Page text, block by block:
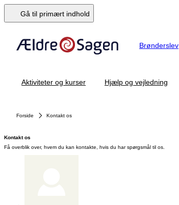
Gå til primært indhold
Brønderslev
Aktiviteter og kurser Hjælp og vejledning
Forside Kontakt os
Kontakt os
Få overblik over, hvem du kan kontakte, hvis du har spørgsmål til os.